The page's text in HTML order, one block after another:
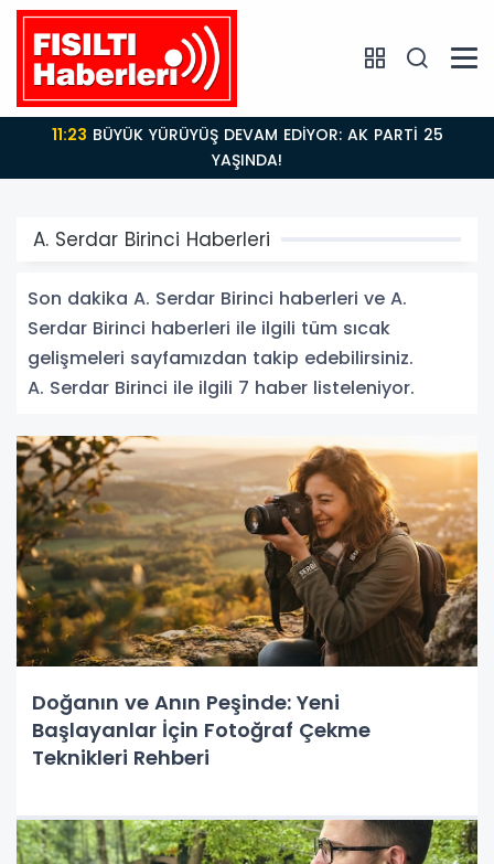
11:23
YAŞINDA!
A. Serdar Birinci Haberleri
Son dakika A. Serdar Birinci haberleri ve A.
Serdar Birinci haberleri ile ilgili tüm sıcak
gelişmeleri sayfamızdan takip edebilirsiniz.
A. Serdar Birinci ile ilgili 7 haber listeleniyor.
Doğanın ve Anın Peşinde: Yeni
Başlayanlar İçin Fotoğraf Çekme
Teknikleri Rehberi